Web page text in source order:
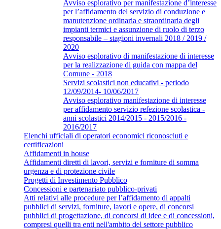
Avviso esplorativo per manifestazione d’interesse
per l’affidamento del servizio di conduzione e
manutenzione ordinaria e straordinaria degli
impianti termici e assunzione di ruolo di terzo
responsabile – stagioni invernali 2018 / 2019 /
2020
Avviso esplorativo di manifestazione di interesse
per la realizzazione di guida con mappa del
Comune - 2018
Servizi scolastici non educativi - periodo
12/09/2014- 10/06/2017
Avviso esplorativo manifestazione di interesse
per affidamento servizio refezione scolastica -
anni scolastici 2014/2015 - 2015/2016 -
2016/2017
Elenchi ufficiali di operatori economici riconosciuti e
certificazioni
Affidamenti in house
Affidamenti diretti di lavori, servizi e forniture di somma
urgenza e di protezione civile
Progetti di Investimento Pubblico
Concessioni e partenariato pubblico-privati
Atti relativi alle procedure per l’affidamento di appalti
pubblici di servizi, forniture, lavori e opere, di concorsi
pubblici di progettazione, di concorsi di idee e di concessioni,
compresi quelli tra enti nell'ambito del settore pubblico